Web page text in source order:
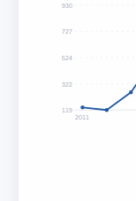
930
727
524
322
119
2011